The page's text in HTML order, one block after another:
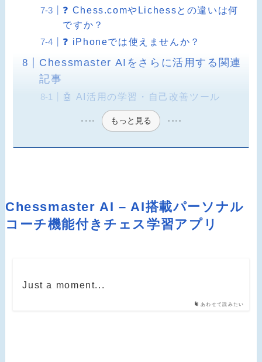
❓ Chess.comやLichessとの違いは何
ですか？
❓ iPhoneでは使えませんか？
Chessmaster AIをさらに活用する関連
記事
🤖 AI活用の学習・自己改善ツール
もっと見る
Chessmaster AI – AI搭載パーソナル
コーチ機能付きチェス学習アプリ
あわせて読みたい
Just a moment...